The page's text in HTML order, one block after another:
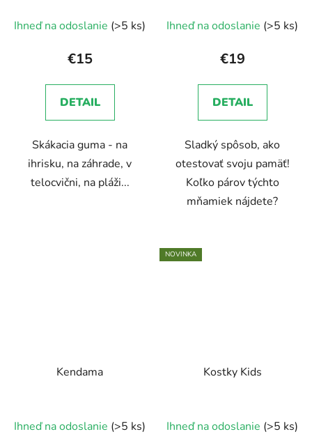
Ihneď na odoslanie (>5 ks)
€15
DETAIL
Skákacia guma - na
ihrisku, na záhrade, v
telocvični, na pláži...
Ihneď na odoslanie (>5 ks)
€19
DETAIL
Sladký spôsob, ako
otestovať svoju pamäť!
Koľko párov týchto
mňamiek nájdete?
Kendama
Ihneď na odoslanie (>5 ks)
NOVINKA
Kostky Kids
Ihneď na odoslanie (>5 ks)